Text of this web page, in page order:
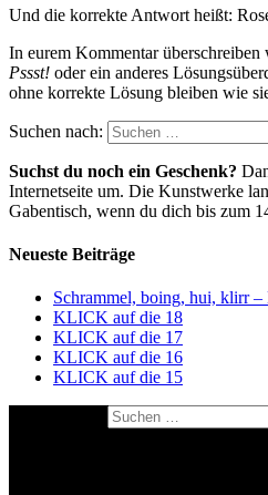
Und die korrekte Antwort heißt:
In eurem Kommentar
Pssst! oder ein anderes
ohne korrekte Lösung bleiben wie
Suchen nach:
Suchst du noch ein Geschenk?
Internetseite um. Die Kunstwerke
Gabentisch, wenn du dich bis zum
Neueste Beiträge
Schrammel, boing, hui, klirr –
KLICK auf die 18
KLICK auf die 17
KLICK auf die 16
KLICK auf die 15